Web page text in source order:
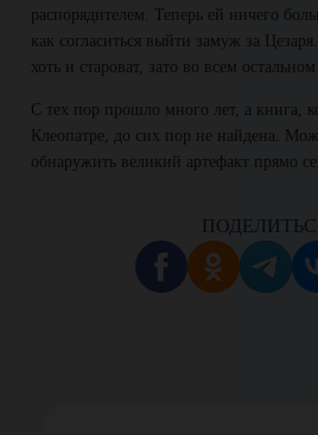
распорядителем. Теперь ей ничего
как согласиться выйти замуж за
хоть и староват, зато во всем
С тех пор прошло много лет, а книга,
Клеопатре, до сих пор не найдена.
обнаружить великий артефакт прямо